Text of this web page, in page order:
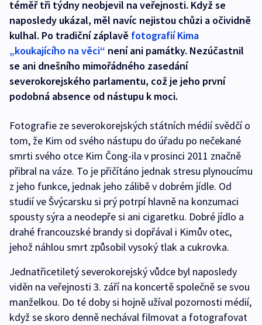
téměř tři týdny neobjevil na veřejnosti. Když se
naposledy ukázal, měl navíc nejistou chůzi a očividně
kulhal. Po tradiční záplavě fotografií Kima
„koukajícího na věci“ není ani památky. Nezúčastnil
se ani dnešního mimořádného zasedání
severokorejského parlamentu, což je jeho první
podobná absence od nástupu k moci.
Fotografie ze severokorejských státních médií svědčí o
tom, že Kim od svého nástupu do úřadu po nečekané
smrti svého otce Kim Čong-ila v prosinci 2011 značně
přibral na váze. To je přičítáno jednak stresu plynoucímu
z jeho funkce, jednak jeho zálibě v dobrém jídle. Od
studií ve Švýcarsku si prý potrpí hlavně na konzumaci
spousty sýra a neodepře si ani cigaretku. Dobré jídlo a
drahé francouzské brandy si dopřával i Kimův otec,
jehož náhlou smrt způsobil vysoký tlak a cukrovka.
Jednatřicetiletý severokorejský vůdce byl naposledy
viděn na veřejnosti 3. září na koncertě společně se svou
manželkou. Do té doby si hojně užíval pozornosti médií,
když se skoro denně nechával filmovat a fotografovat